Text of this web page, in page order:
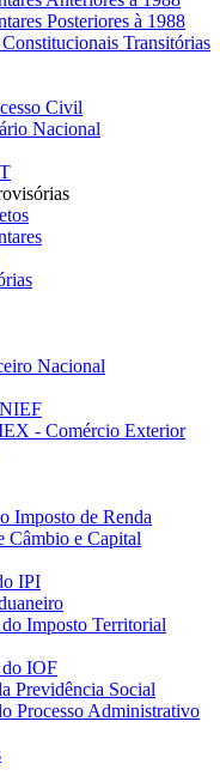
Posteriores à 1988
Transitórias
Civil
Nacional
Nacional
- Comércio Exterior
Imposto de Renda
Câmbio e Capital
IPI
Imposto Territorial
IOF
Previdência Social
Processo Administrativo